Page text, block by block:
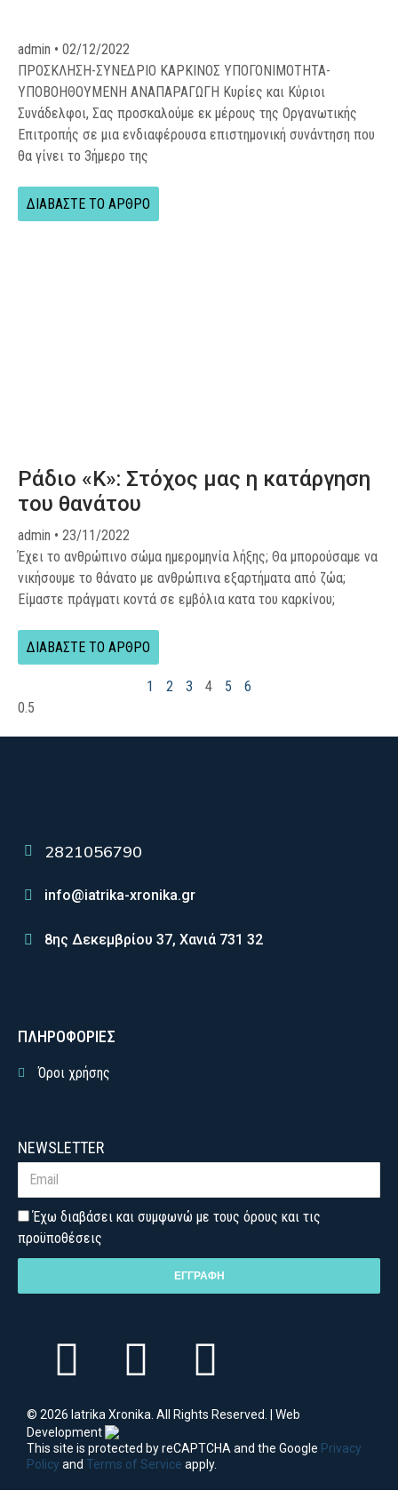
admin
02/12/2022
ΠΡΟΣΚΛΗΣΗ-ΣΥΝΕΔΡΙΟ ΚΑΡΚΙΝΟΣ ΥΠΟΓΟΝΙΜΟΤΗΤΑ-
ΥΠΟΒΟΗΘΟΥΜΕΝΗ ΑΝΑΠΑΡΑΓΩΓΗ Κυρίες και Κύριοι
Συνάδελφοι, Σας προσκαλούμε εκ μέρους της Οργανωτικής
Επιτροπής σε μια ενδιαφέρουσα επιστημονική συνάντηση που
θα γίνει το 3ήμερο της
ΔΙΑΒΑΣΤΕ ΤΟ ΑΡΘΡΟ
Ράδιο «Κ»: Στόχος μας η κατάργηση
του θανάτου
admin
23/11/2022
Έχει το ανθρώπινο σώμα ημερομηνία λήξης; Θα μπορούσαμε να
νικήσουμε το θάνατο με ανθρώπινα εξαρτήματα από ζώα;
Είμαστε πράγματι κοντά σε εμβόλια κατα του καρκίνου;
ΔΙΑΒΑΣΤΕ ΤΟ ΑΡΘΡΟ
1 2 3 4 5 6
2821056790
info@iatrika-xronika.gr
8ης Δεκεμβρίου 37, Χανιά 731 32
ΠΛΗΡΟΦΟΡΙΕΣ
Όροι χρήσης
NEWSLETTER
Έχω διαβάσει και συμφωνώ με τους όρους και τις
προϋποθέσεις
ΕΓΓΡΑΦΗ
© 2026 Iatrika Xronika. All Rights Reserved. | Web
Development
This site is protected by reCAPTCHA and the Google Privacy
Policy and Terms of Service apply.